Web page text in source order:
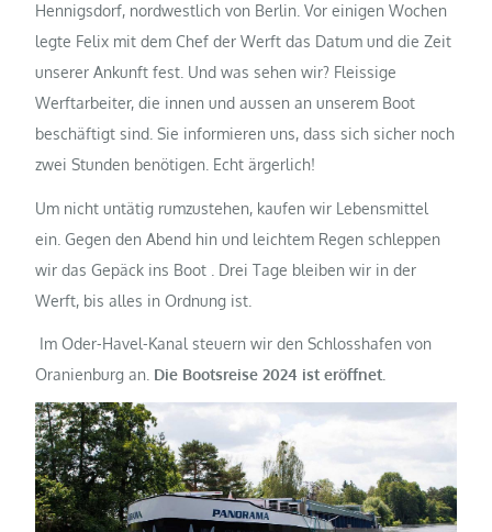
Hennigsdorf, nordwestlich von Berlin. Vor einigen Wochen
legte Felix mit dem Chef der Werft das Datum und die Zeit
unserer Ankunft fest. Und was sehen wir? Fleissige
Werftarbeiter, die innen und aussen an unserem Boot
beschäftigt sind. Sie informieren uns, dass sich sicher noch
zwei Stunden benötigen. Echt ärgerlich!
Um nicht untätig rumzustehen, kaufen wir Lebensmittel
ein. Gegen den Abend hin und leichtem Regen schleppen
wir das Gepäck ins Boot . Drei Tage bleiben wir in der
Werft, bis alles in Ordnung ist.
Im Oder-Havel-Kanal steuern wir den Schlosshafen von
Oranienburg an. Die Bootsreise 2024 ist eröffnet.